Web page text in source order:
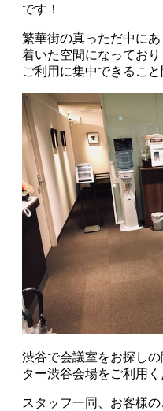
です！
繁華街の真っただ中に
着いた空間になってお
ご利用に集中できること
渋谷で会議室をお探し
ター渋谷会場をご利用く
スタッフ一同、お客様